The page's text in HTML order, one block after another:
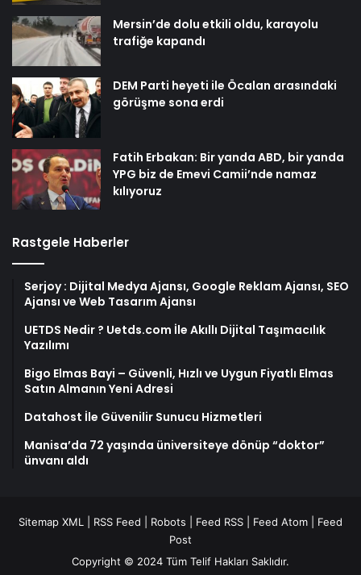
Mersin’de dolu etkili oldu, karayolu
trafiğe kapandı
DEM Parti heyeti ile Öcalan arasındaki
görüşme sona erdi
Fatih Erbakan: Bir yanda ABD, bir yanda
YPG biz de Emevi Camii’nde namaz
kılıyoruz
Rastgele Haberler
Serjoy : Dijital Medya Ajansı, Google Reklam Ajansı, SEO
Ajansı ve Web Tasarım Ajansı
UETDS Nedir ? Uetds.com İle Akıllı Dijital Taşımacılık
Yazılımı
Bigo Elmas Bayi – Güvenli, Hızlı ve Uygun Fiyatlı Elmas
Satın Almanın Yeni Adresi
Datahost İle Güvenilir Sunucu Hizmetleri
Manisa’da 72 yaşında üniversiteye dönüp “doktor”
ünvanı aldı
Sitemap XML RSS Feed Robots Feed RSS Feed Atom
Feed
Post
Copyright © 2024 Tüm Telif Hakları Saklıdır.